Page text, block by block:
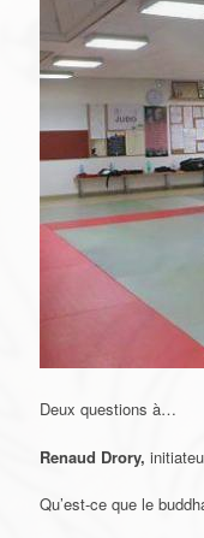
Deux questions à…
Renaud Drory,
Qu’est-ce que le